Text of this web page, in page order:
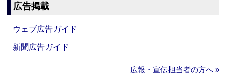
広告掲載
ウェブ広告ガイド
新聞広告ガイド
広報・宣伝担当者の方へ »